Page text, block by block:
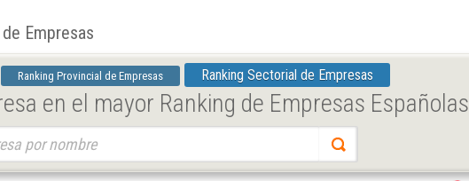
de Empresas
Ranking Provincial de Empresas Ranking Sectorial de Empresas
en el mayor Ranking de Empresas Españolas